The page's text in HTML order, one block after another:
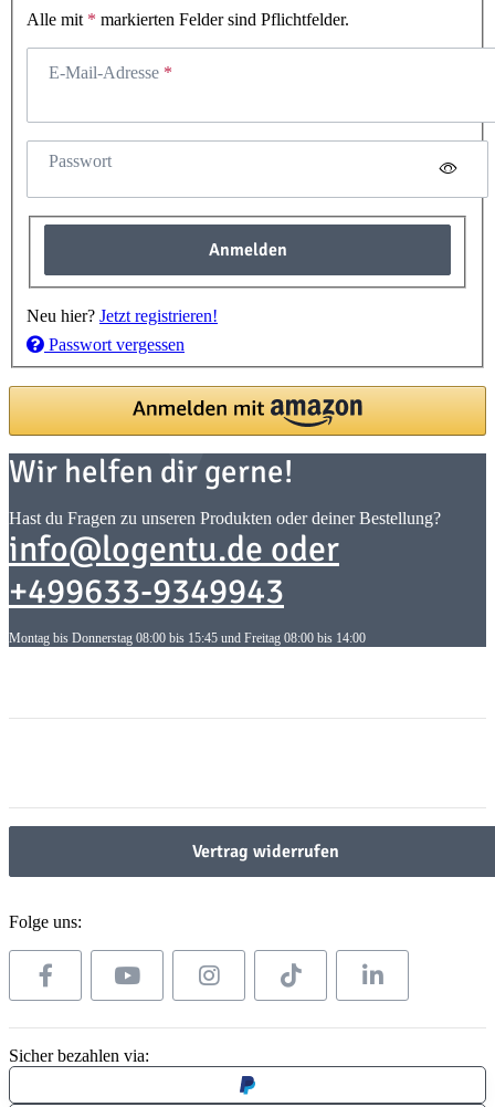
Alle mit * markierten Felder sind Pflichtfelder.
E-Mail-Adresse
Passwort
Anmelden
Neu hier? Jetzt registrieren!
Passwort vergessen
Wir helfen dir gerne!
Hast du Fragen zu unseren Produkten oder deiner Bestellung?
info@logentu.de oder
+499633-9349943
Montag bis Donnerstag 08:00 bis 15:45 und Freitag 08:00 bis 14:00
Vertrag widerrufen
Folge uns:
Sicher bezahlen via: